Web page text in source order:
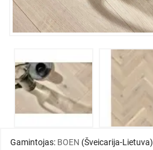
Gamintojas: BOEN (Šveicarija-Lietuva)